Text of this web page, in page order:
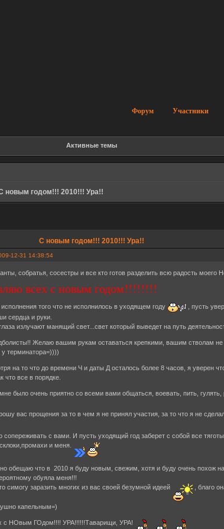
Форум Участники
Активные темы
новым годом!!! 2010!!! Ура!!
С новым годом!!! 2010!!! Ура!!
12-31 14:38:54
собратья, сосестры и все кто готов разделить всю радость моего
всех с новым годом!!!!!!!!
того что не исполнилось в уходящем году
, пусть
сердца и руки.
излучают манящий свет...свет который выведет на путь
Желаю вашим рукам оставаться крепкими, вашим стволам не
у терминатора=))))
на то что до времени Ч и даты Д осталось более 8 часов, я уверен
что все в порядке.
было очень приятно со всеми вами общаться, воевать, пить, гулять,
вас прощения за то в чем я не принял участия, за то что я не
сопереживать с вами. И пусть уходящий год заберет с собой все
и меня.
обещаю что в 2010 я буду новым, свежим, хотя и буду очень похож на
обуяла меня!!!
симогу заразить многих из вас своей безумной идеей
, благо
капельным=)
с НОвым ГОдом!!!! УРА!!!!!!Таварищи, УРА!